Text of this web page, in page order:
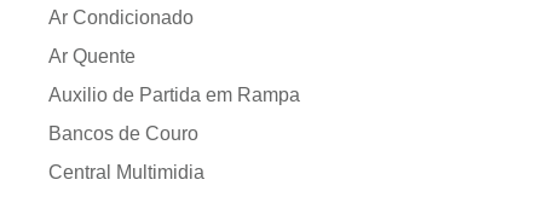
Ar Condicionado
Ar Quente
Auxilio de Partida em Rampa
Bancos de Couro
Central Multimidia